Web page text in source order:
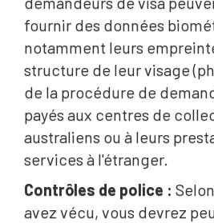
fournir des données
notamment leurs
structure de leur visage
de la procédure de
payés aux centres de
australiens ou à leurs
services à l'étranger.
Contrôles de police :
avez vécu, vous devrez